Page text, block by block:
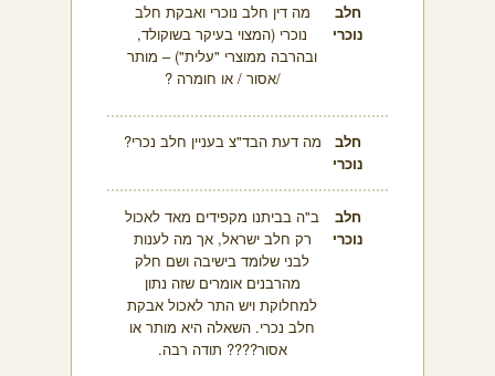
חלב
נוכרי
מה דין חלב נוכרי ואבקת חלב
נוכרי (המצוי בעיקר בשוקולד,
ובהרבה ממוצרי "עלית") – מותר
/אסור / או חומרה ?
חלב
נוכרי
מה דעת הבד"צ בעניין חלב נכרי?
חלב
נוכרי
ב"ה בביתנו מקפידים מאד לאכול
רק חלב ישראל, אך מה לענות
לבני שלומד בישיבה ושם חלק
מהרבנים אומרים שזה נתון
למחלוקת ויש התר לאכול אבקת
חלב נכרי. השאלה היא מותר או
אסור???? תודה רבה.